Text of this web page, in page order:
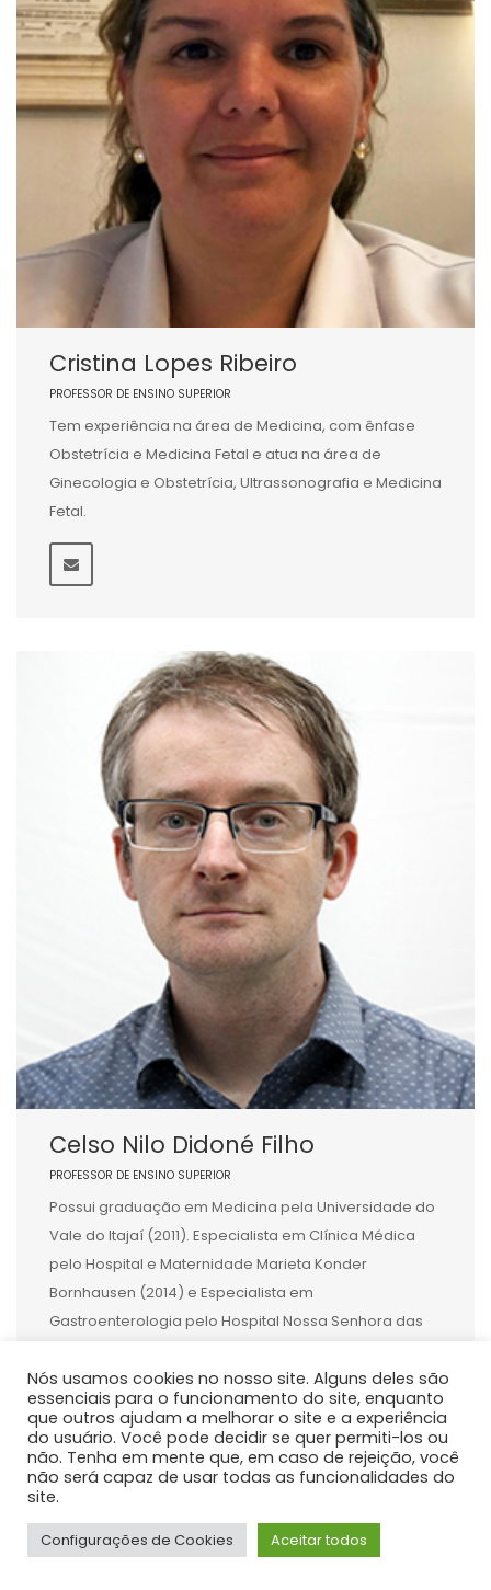
Cristina Lopes Ribeiro
PROFESSOR DE ENSINO SUPERIOR
Tem experiência na área de Medicina, com ênfase
Obstetrícia e Medicina Fetal e atua na área de
Ginecologia e Obstetrícia, Ultrassonografia e Medicina
Fetal.
Celso Nilo Didoné Filho
PROFESSOR DE ENSINO SUPERIOR
Possui graduação em Medicina pela Universidade do
Vale do Itajaí (2011). Especialista em Clínica Médica
pelo Hospital e Maternidade Marieta Konder
Bornhausen (2014) e Especialista em
Gastroenterologia pelo Hospital Nossa Senhora das
Hepatologia desde 2018. Mestre e Doutor em Medicina
Interna pelo Hospital de Clínicas da Universidade
Federal […]
Nós usamos cookies no nosso site. Alguns deles são
essenciais para o funcionamento do site, enquanto
que outros ajudam a melhorar o site e a experiência
do usuário. Você pode decidir se quer permiti-los ou
não. Tenha em mente que, em caso de rejeição, você
não será capaz de usar todas as funcionalidades do
site.
Configurações de Cookies Aceitar todos